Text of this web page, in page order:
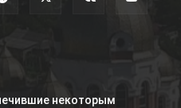
некоторым